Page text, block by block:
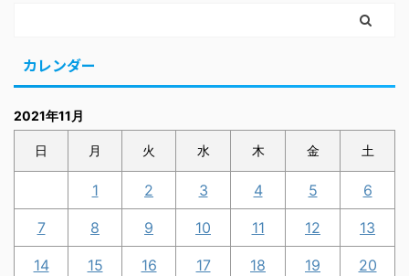
カレンダー
2021年11月
日 月 火 水 木 金 土
1 2 3 4 5 6
7 8 9 10 11 12 13
14 15 16 17 18 19 20